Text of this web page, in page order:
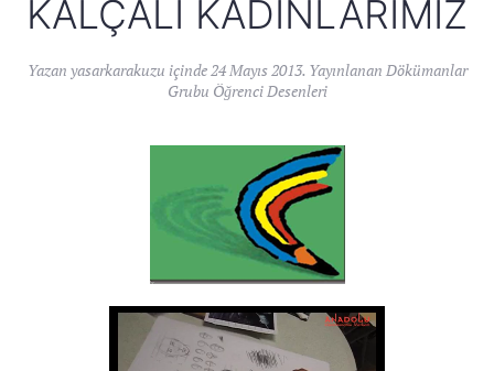
KALÇALI KADINLARIMIZ
Yazan yasarkarakuzu içinde24 Mayıs 2013. Yayınlanan Dökümanlar
Grubu Öğrenci Desenleri